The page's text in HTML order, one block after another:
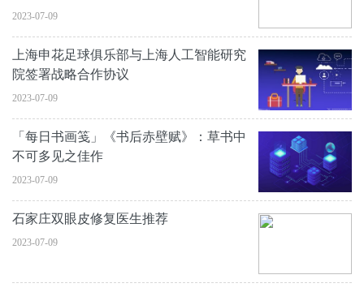
2023-07-09
上海申花足球俱乐部与上海人工智能研究
院签署战略合作协议
2023-07-09
「每日书画笺」《书后赤壁赋》：草书中
不可多见之佳作
2023-07-09
石家庄双眼皮修复医生推荐
2023-07-09